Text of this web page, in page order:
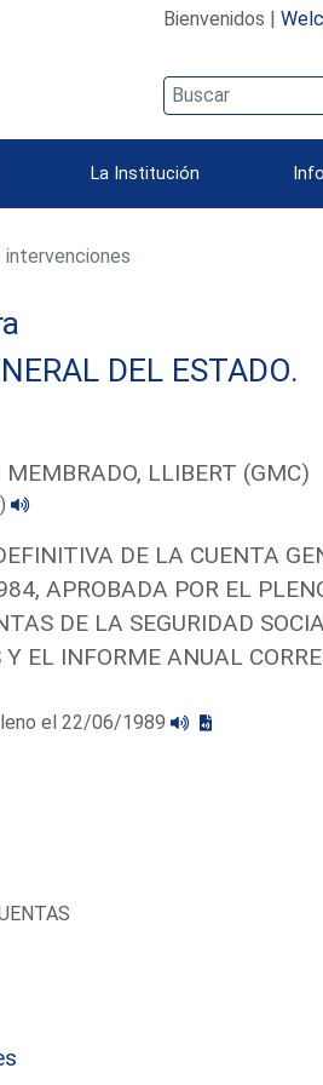
Bienvenidos |
La Institución
intervenciones
DEL ESTADO.
MEMBRADO, LLIBERT (GMC)
DE LA CUENTA
APROBADA POR EL
DE LA SEGURIDAD
Y EL INFORME ANUAL
el 22/06/1989